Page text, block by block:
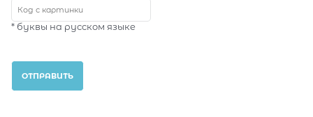
* буквы на русском языке